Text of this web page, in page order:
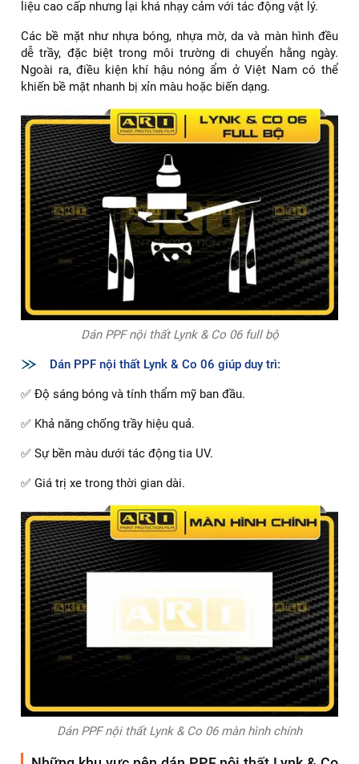
liệu cao cấp nhưng lại khá nhạy cảm với tác động vật lý.
Các bề mặt như nhựa bóng, nhựa mờ, da và màn hình đều
dễ trầy, đặc biệt trong môi trường di chuyển hằng ngày.
Ngoài ra, điều kiện khí hậu nóng ẩm ở Việt Nam có thể
khiến bề mặt nhanh bị xỉn màu hoặc biến dạng.
Dán PPF nội thất Lynk & Co 06 full bộ
Dán PPF nội thất Lynk & Co 06 giúp duy trì:
✅ Độ sáng bóng và tính thẩm mỹ ban đầu.
✅ Khả năng chống trầy hiệu quả.
✅ Sự bền màu dưới tác động tia UV.
✅ Giá trị xe trong thời gian dài.
Dán PPF nội thất Lynk & Co 06 màn hình chính